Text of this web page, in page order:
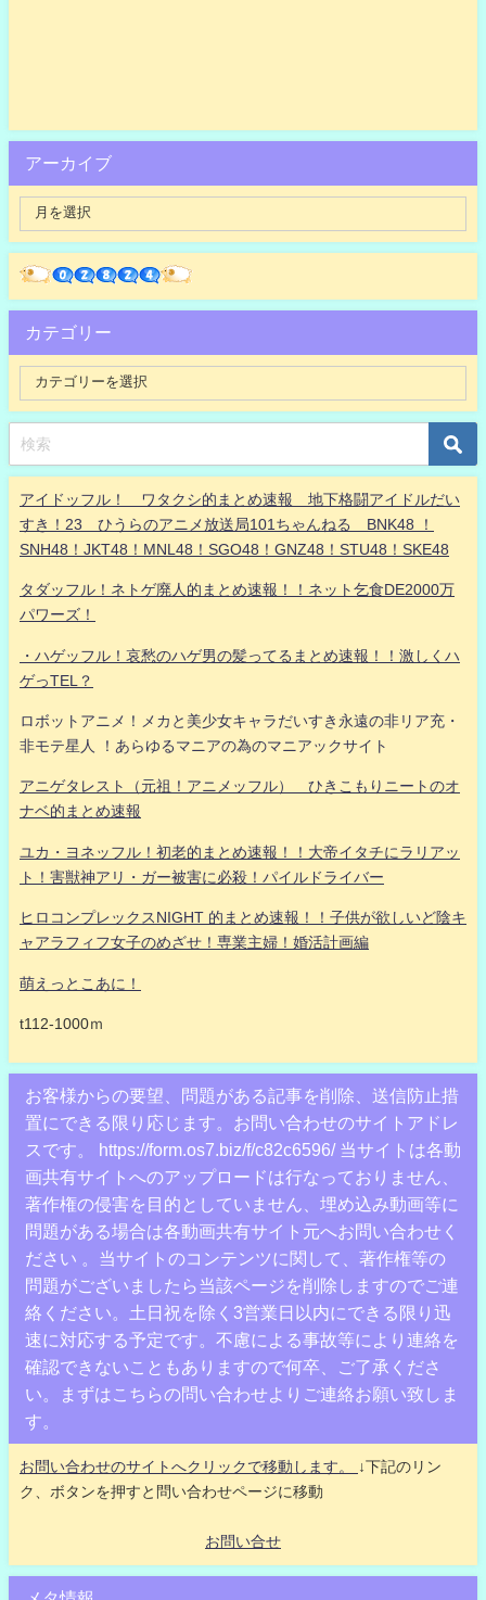
アーカイブ
カテゴリー
アイドッフル！ ワタクシ的まとめ速報 地下格闘アイドルだい
すき！23 ひうらのアニメ放送局101ちゃんねる BNK48 ！
SNH48！JKT48！MNL48！SGO48！GNZ48！STU48！SKE48
タダッフル！ネトゲ廃人的まとめ速報！！ネット乞食DE2000万
パワーズ！
・ハゲッフル！哀愁のハゲ男の髪ってるまとめ速報！！激しくハ
ゲっTEL？
ロボットアニメ！メカと美少女キャラだいすき永遠の非リア充・
非モテ星人 ！あらゆるマニアの為のマニアックサイト
アニゲタレスト（元祖！アニメッフル） ひきこもりニートのオ
ナベ的まとめ速報
ユカ・ヨネッフル！初老的まとめ速報！！大帝イタチにラリアッ
ト！害獣神アリ・ガー被害に必殺！パイルドライバー
ヒロコンプレックスNIGHT 的まとめ速報！！子供が欲しいど陰キ
ャアラフィフ女子のめざせ！専業主婦！婚活計画編
萌えっとこあに！
t112-1000ｍ
お客様からの要望、問題がある記事を削除、送信防止措
置にできる限り応じます。お問い合わせのサイトアドレ
スです。 https://form.os7.biz/f/c82c6596/ 当サイトは各動
画共有サイトへのアップロードは行なっておりません、
著作権の侵害を目的としていません、埋め込み動画等に
問題がある場合は各動画共有サイト元へお問い合わせく
ださい 。当サイトのコンテンツに関して、著作権等の
問題がございましたら当該ページを削除しますのでご連
絡ください。土日祝を除く3営業日以内にできる限り迅
速に対応する予定です。不慮による事故等により連絡を
確認できないこともありますので何卒、ご了承くださ
い。まずはこちらの問い合わせよりご連絡お願い致しま
す。
お問い合わせのサイトへクリックで移動します。
↓下記のリン
ク、ボタンを押すと問い合わせページに移動
お問い合せ